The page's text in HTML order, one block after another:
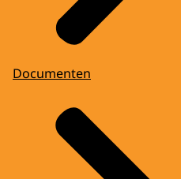
Documenten